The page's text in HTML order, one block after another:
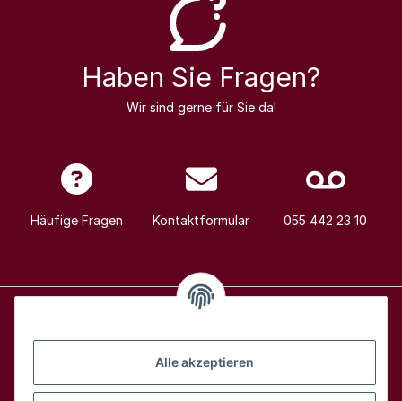
Alle akzeptieren
Haben Sie Fragen?
Wir sind gerne für Sie da!
Häufige Fragen Kontaktformular 055 442 23 10